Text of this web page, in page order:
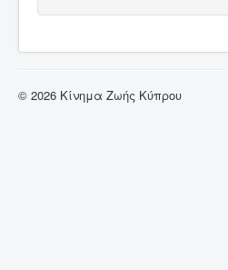
© 2026 Κίνημα Ζωής Κύπρου